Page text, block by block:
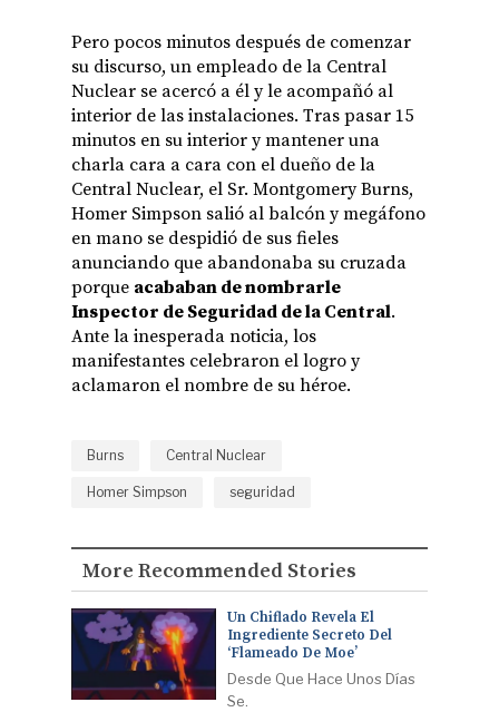
Pero pocos minutos después de comenzar
su discurso, un empleado de la Central
Nuclear se acercó a él y le acompañó al
interior de las instalaciones. Tras pasar 15
minutos en su interior y mantener una
charla cara a cara con el dueño de la
Central Nuclear, el Sr. Montgomery Burns,
Homer Simpson salió al balcón y megáfono
en mano se despidió de sus fieles
anunciando que abandonaba su cruzada
porque acababan de nombrarle
Inspector de Seguridad de la Central.
Ante la inesperada noticia, los
manifestantes celebraron el logro y
aclamaron el nombre de su héroe.
Burns Central Nuclear
Homer Simpson seguridad
More Recommended Stories
Un Chiflado Revela El
Ingrediente Secreto Del
‘Flameado De Moe’
Desde Que Hace Unos Días
Se.